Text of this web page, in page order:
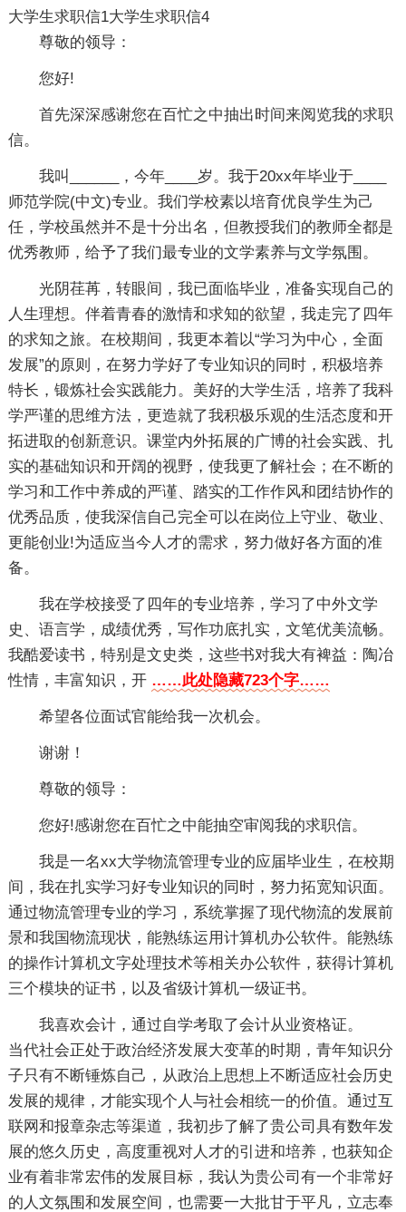
大学生求职信1
尊敬的领导：
您好!
首先深深感谢您在百忙之中抽出时间来阅览我的求职
信。
我叫______，今年____岁。我于20xx年毕业于____
师范学院(中文)专业。我们学校素以培育优良学生为己
任，学校虽然并不是十分出名，但教授我们的教师全都是
优秀教师，给予了我们最专业的文学素养与文学氛围。
光阴荏苒，转眼间，我已面临毕业，准备实现自己的
人生理想。伴着青春的激情和求知的欲望，我走完了四年
的求知之旅。在校期间，我更本着以“学习为中心，全面
发展”的原则，在努力学好了专业知识的同时，积极培养
特长，锻炼社会实践能力。美好的大学生活，培养了我科
学严谨的思维方法，更造就了我积极乐观的生活态度和开
拓进取的创新意识。课堂内外拓展的广博的社会实践、扎
实的基础知识和开阔的视野，使我更了解社会；在不断的
学习和工作中养成的严谨、踏实的工作作风和团结协作的
优秀品质，使我深信自己完全可以在岗位上守业、敬业、
更能创业!为适应当今人才的需求，努力做好各方面的准
备。
我在学校接受了四年的专业培养，学习了中外文学
史、语言学，成绩优秀，写作功底扎实，文笔优美流畅。
我酷爱读书，特别是文史类，这些书对我大有裨益：陶冶
性情，丰富知识，开 ……此处隐藏723个字……
希望各位面试官能给我一次机会。
谢谢！
大学生求职信4
尊敬的领导：
您好!感谢您在百忙之中能抽空审阅我的求职信。
我是一名xx大学物流管理专业的应届毕业生，在校期
间，我在扎实学习好专业知识的同时，努力拓宽知识面。
通过物流管理专业的学习，系统掌握了现代物流的发展前
景和我国物流现状，能熟练运用计算机办公软件。能熟练
的操作计算机文字处理技术等相关办公软件，获得计算机
三个模块的证书，以及省级计算机一级证书。
我喜欢会计，通过自学考取了会计从业资格证。
当代社会正处于政治经济发展大变革的时期，青年知识分
子只有不断锤炼自己，从政治上思想上不断适应社会历史
发展的规律，才能实现个人与社会相统一的价值。通过互
联网和报章杂志等渠道，我初步了解了贵公司具有数年发
展的悠久历史，高度重视对人才的引进和培养，也获知企
业有着非常宏伟的发展目标，我认为贵公司有一个非常好
的人文氛围和发展空间，也需要一大批甘于平凡，立志奉